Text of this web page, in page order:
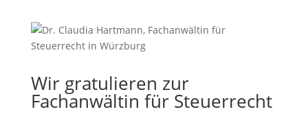
Wir gratulieren zur
Fachanwältin für Steuerrecht